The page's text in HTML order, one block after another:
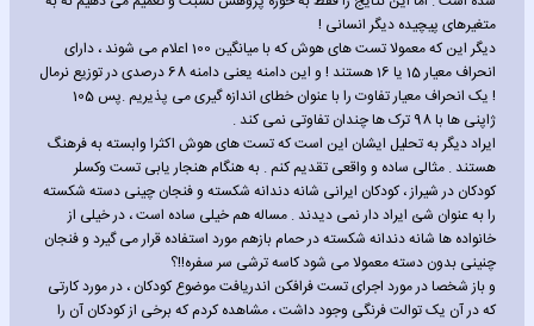
متغیرهای پیچیده دیگر انسانی !
دیگر این که معمولا تست های هوش که با میانگین 100 اعلام می شوند ، دارای
انحراف معیار 15 یا 16 هستند ! و این دامنه یعنی دامنه 68 درصدی در توزیع نرمال
! یک انحراف معیار تفاوت را با عنوان خطای اندازه گیری می پذیریم .پس 105
ژاپنی ها با 98 ترک ها چندان تفاوتی نمی کند .
ایراد دیگر به تحلیل ایشان این است که تست های هوش اکثرا وابسته به فرهنگ
هستند . مثالی ساده و واقعی تقدیم کنم . به هنگام هنجار یابی تست وکسلر
کودکان در شیراز ، کودکان ایرانی شانه دندانه شکسته و فنجان چینی دسته شکسته
را به عنوان شئ ایراد دار نمی دیدند . مساله هم خیلی ساده است ، در خیلی از
خانواده ها شانه دندانه شکسته در حمام بازهم مورد استفاده قرار می گیرد و فنجان
چنینی بدون دسته معمولا می شود کاسه ترشی سر سفره!!؟
و باز شخصا در مورد اجرای تست فرافکن اندریافت موضوع کودکان ، در مورد کارتی
که در آن یک توالت فرنگی وجود داشت ، مشاهده کردم که برخی از کودکان آن را